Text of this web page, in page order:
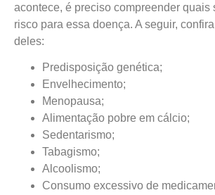
acontece, é preciso compreender quais
risco para essa doença. A seguir,
deles:
Predisposição genética;
Envelhecimento;
Menopausa;
Alimentação pobre em cálcio;
Sedentarismo;
Tabagismo;
Alcoolismo;
Consumo excessivo de